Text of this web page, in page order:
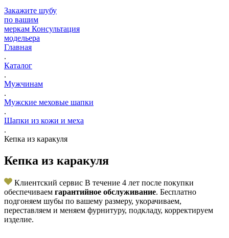
Закажите шубу
по вашим
меркам Консультация
модельера
Главная
.
Каталог
.
Мужчинам
.
Мужские меховые шапки
.
Шапки из кожи и меха
.
Кепка из каракуля
Кепка из каракуля
Клиентский сервис В течение 4 лет после покупки
обеспечиваем гарантийное обслуживание. Бесплатно
подгоняем шубы по вашему размеру, укорачиваем,
переставляем и меняем фурнитуру, подкладу, корректируем
изделие.